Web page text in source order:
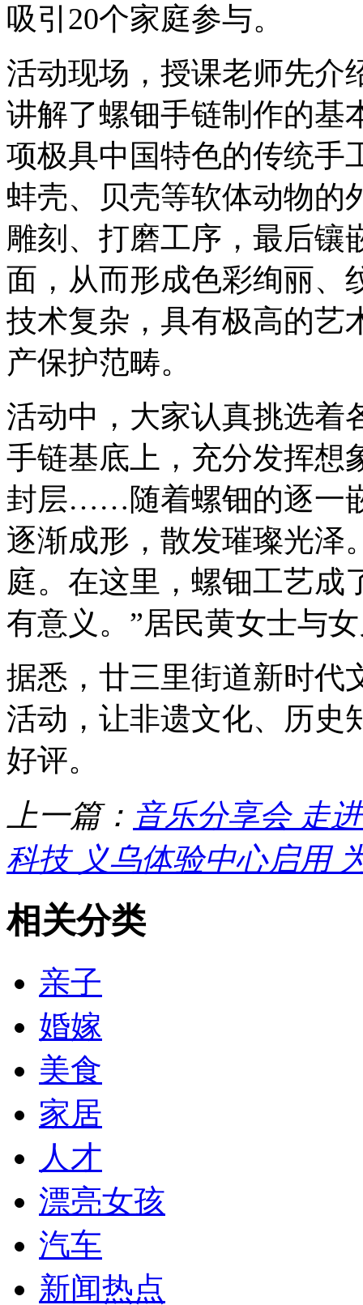
吸引20个家庭参与。
活动现场，授课老师先介
讲解了螺钿手链制作的基
项极具中国特色的传统手
蚌壳、贝壳等软体动物的
雕刻、打磨工序，最后镶
面，从而形成色彩绚丽、
技术复杂，具有极高的艺
产保护范畴。
活动中，大家认真挑选着
手链基底上，充分发挥想
封层……随着螺钿的逐一
逐渐成形，散发璀璨光泽
庭。在这里，螺钿工艺成
有意义。”居民黄女士与
据悉，廿三里街道新时代
活动，让非遗文化、历史
好评。
上一篇： 音乐分享会 走
科技 义乌体验中心启用
相关分类
亲子
婚嫁
美食
家居
人才
漂亮女孩
汽车
新闻热点